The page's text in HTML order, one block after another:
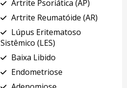
Artrite Psoriática (AP)
Artrite Reumatóide (AR)
Lúpus Eritematoso
Sistêmico (LES)
Baixa Libido
Endometriose